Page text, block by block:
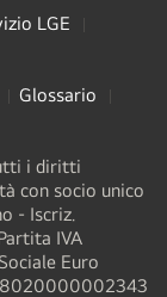
LGE
Glossario
i diritti
con socio unico
- Iscriz.
IVA
Euro